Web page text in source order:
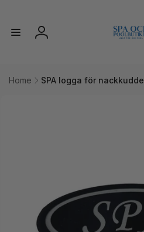
innehåll
Logga
Home
SPA logga för nackkudde